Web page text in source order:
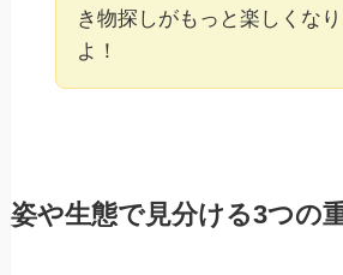
き物探しがもっと楽しくな
よ！
姿や生態で見分ける3つの